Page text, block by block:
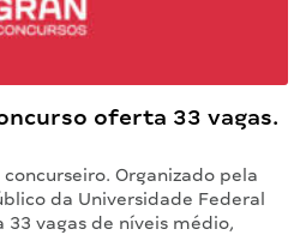
oferta 33 vagas.
Organizado pela
da Universidade Federal
33 vagas de níveis médio,